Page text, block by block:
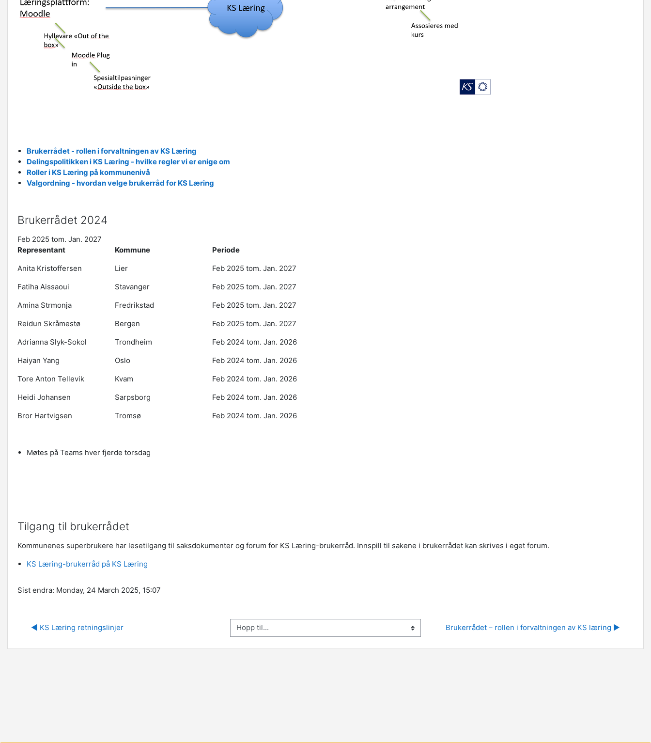
Brukerrådet - rollen i forvaltningen av KS Læring
Delingspolitikken i KS Læring - hvilke regler vi er enige om
Roller i KS Læring på kommunenivå
Valgordning - hvordan velge brukerråd for KS Læring
Brukerrådet 2024
Feb 2025 tom. Jan. 2027
Representant
Kommune
Periode
Anita Kristoffersen
Lier
Feb 2025 tom. Jan. 2027
Fatiha Aissaoui
Stavanger
Feb 2025 tom. Jan. 2027
Amina Strmonja
Fredrikstad
Feb 2025 tom. Jan. 2027
Reidun Skråmestø
Bergen
Feb 2025 tom. Jan. 2027
Adrianna Slyk-Sokol
Trondheim
Feb 2024 tom. Jan. 2026
Haiyan Yang
Oslo
Feb 2024 tom. Jan. 2026
Tore Anton Tellevik
Kvam
Feb 2024 tom. Jan. 2026
Heidi Johansen
Sarpsborg
Feb 2024 tom. Jan. 2026
Bror Hartvigsen
Tromsø Feb 2024 tom. Jan. 2026
Møtes på Teams hver fjerde torsdag
Tilgang til brukerrådet
Kommunenes superbrukere har lesetilgang til saksdokumenter og forum for KS Læring-brukerråd. Innspill til sakene i brukerrådet kan skrives i eget forum.
KS Læring-brukerråd på KS Læring
Sist endra: Monday, 24 March 2025, 15:07
◀︎ KS Læring retningslinjer Hopp til... Brukerrådet – rollen i forvaltningen av KS læring ▶︎